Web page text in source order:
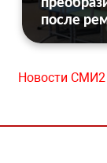
после
Новости СМИ2